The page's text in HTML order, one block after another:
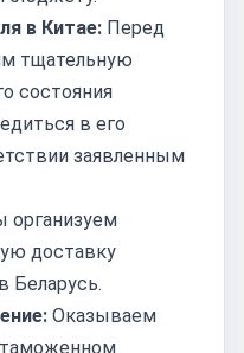
в Китае: Перед
тщательную
состояния
в его
заявленным
организуем
доставку
Беларусь.
Оказываем
таможенном